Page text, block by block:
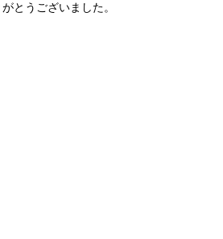
とうございました。